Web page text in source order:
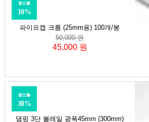
파이프캡 크롬 (25mm용) 100개/봉
할인률
10%
50,000 원
45,000 원
댐핑 3단 볼레일 광폭45mm (300mm)
할인률
38%